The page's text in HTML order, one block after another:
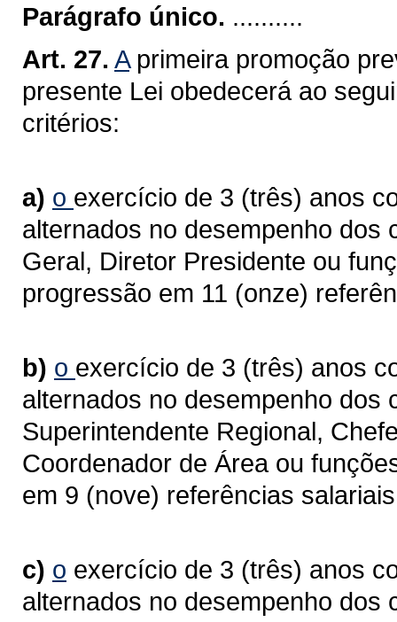
Parágrafo único. ..........
Art. 27. Aprimeira promoção
presente Lei obedecerá ao
critérios:
a) o exercício de 3 (três) anos
alternados no desempenho dos
Geral, Diretor Presidente ou
progressão em 11 (onze)
b) o exercício de 3 (três) anos
alternados no desempenho dos
Superintendente Regional,
Coordenador de Área ou
em 9 (nove) referências
c) o exercício de 3 (três) anos
alternados no desempenho dos